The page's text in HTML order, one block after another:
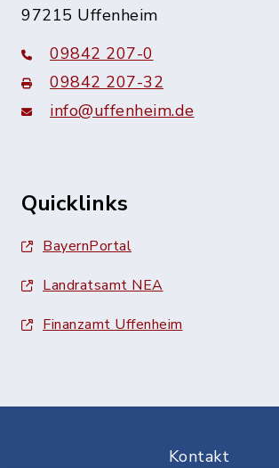
97215 Uffenheim
09842 207-0
09842 207-32
info@uffenheim.de
Quicklinks
BayernPortal
Landratsamt NEA
Finanzamt Uffenheim
Kontakt